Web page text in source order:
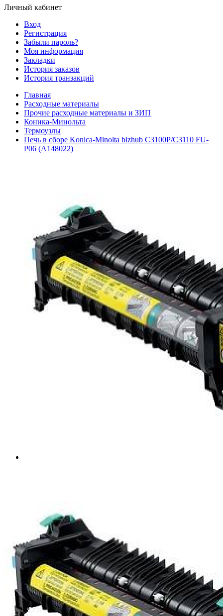
Личный кабинет
Вход
Регистрация
Забыли пароль?
Моя информация
Закладки
История заказов
История транзакций
Главная
Расходные материалы
Прочие расходные материалы и ЗИП
Коника-Минольта
Термоузлы
Печь в сборе Konica-Minolta bizhub C3100P/C3110 FU-
P06 (A148022)